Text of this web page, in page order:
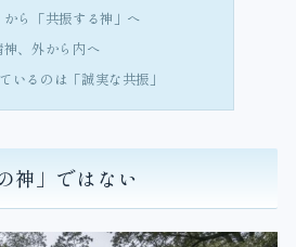
から「共振する神」へ
神、外から内へ
いるのは「誠実な共振」
神」ではない